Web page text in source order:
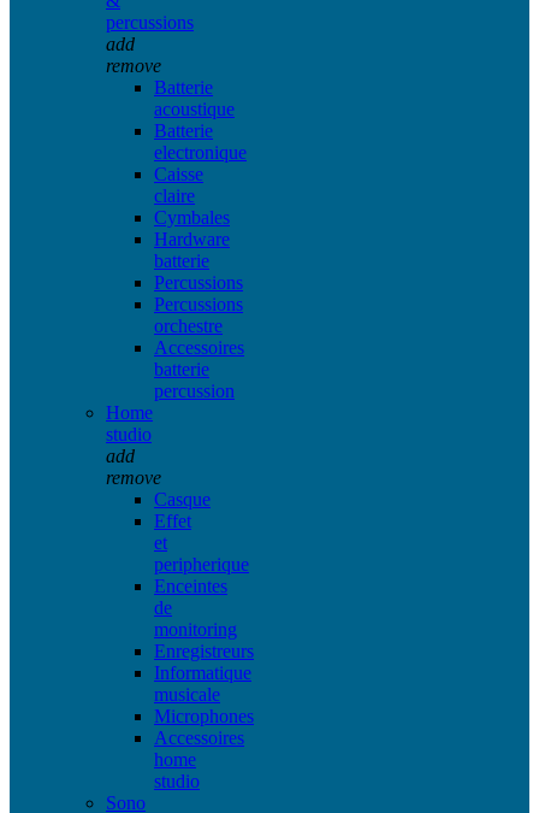
percussions
add
remove
Batterie
acoustique
Batterie
electronique
Caisse
claire
Cymbales
Hardware
batterie
Percussions
Percussions
orchestre
Accessoires
batterie
percussion
Home
studio
add
remove
Casque
Effet
et
peripherique
Enceintes
de
monitoring
Enregistreurs
Informatique
musicale
Microphones
Accessoires
home
studio
Sono